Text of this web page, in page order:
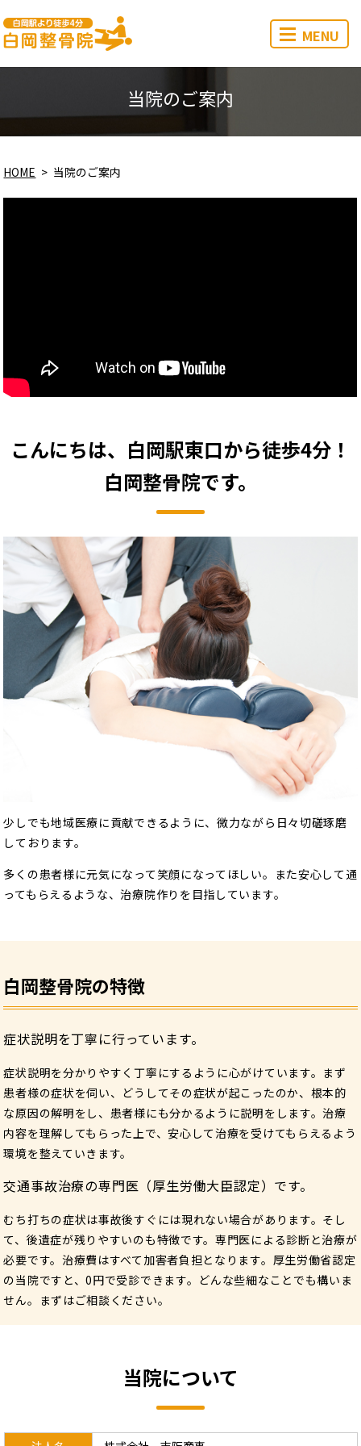
MENU
当院のご案内
HOME 当院のご案内
こんにちは、白岡駅東口から徒歩4分！
白岡整骨院です。
少しでも地域医療に貢献できるように、微力ながら日々切磋琢磨
しております。
多くの患者様に元気になって笑顔になってほしい。 また安心して通
ってもらえるような、治療院作りを目指しています。
白岡整骨院の特徴
症状説明を丁寧に行っています。
症状説明を分かりやすく丁寧にするように心がけています。 まず
患者様の症状を伺い、どうしてその症状が起こったのか、根本的
な原因の解明をし、患者様にも分かるように説明をします。治療
内容を理解してもらった上で、安心して治療を受けてもらえるよう
環境を整えていきます。
交通事故治療の専門医（厚生労働大臣認定）です。
むち打ちの症状は事故後すぐには現れない場合があります。 そし
て、後遺症が残りやすいのも特徴です。専門医による診断と治療が
必要です。 治療費はすべて加害者負担となります。 厚生労働省認定
の当院ですと、0円で受診できます。 どんな些細なことでも構いま
せん。まずはご相談ください。
当院について